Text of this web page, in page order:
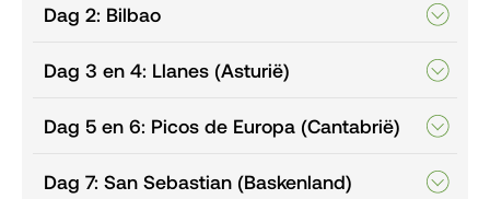
Dag 2: Bilbao
Dag 3 en 4: Llanes (Asturië)
Dag 5 en 6: Picos de Europa (Cantabrië)
Dag 7: San Sebastian (Baskenland)